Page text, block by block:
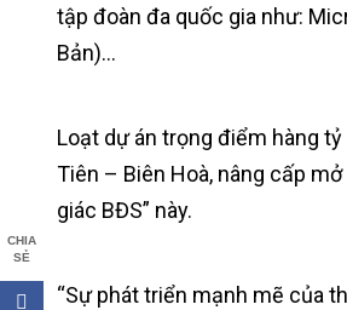
CHIA
SẺ
tập đoàn đa quốc gia như:
Bản)…
Loạt dự án trọng điểm hàng
Tiên – Biên Hoà, nâng cấp
giác BĐS” này.
“Sự phát triển mạnh mẽ của